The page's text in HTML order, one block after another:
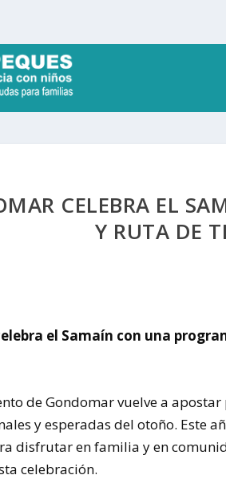
CELEBRA EL
Y RUTA DE
el Samaín con una
de Gondomar vuelve a
y esperadas del otoño. Este
disfrutar en familia y en
celebración.